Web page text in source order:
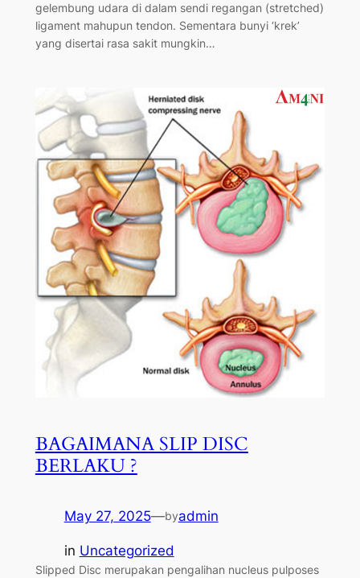
gelembung udara di dalam sendi regangan (stretched)
ligament mahupun tendon. Sementara bunyi ‘krek’
yang disertai rasa sakit mungkin…
BAGAIMANA SLIP DISC
BERLAKU ?
May 27, 2025—byadmin
in Uncategorized
Slipped Disc merupakan pengalihan nucleus pulposes